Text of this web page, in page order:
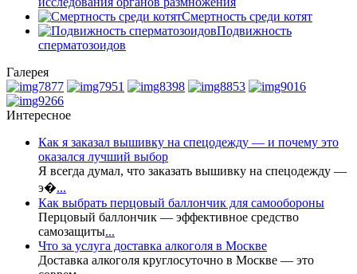
Смертность среди котят
Подвижность
сперматозоидов
Галерея
Интересное
Как я заказал вышивку на спецодежду — и почему это
оказался лучший выбор
Я всегда думал, что заказать вышивку на спецодежду —
э�...
Как выбрать перцовый баллончик для самообороны
Перцовый баллончик — эффективное средство
самозащиты...
Что за услуга доставка алкоголя в Москве
Доставка алкоголя круглосуточно в Москве — это